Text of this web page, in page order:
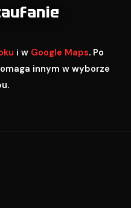
i w Google Maps. Po
innym w wyborze